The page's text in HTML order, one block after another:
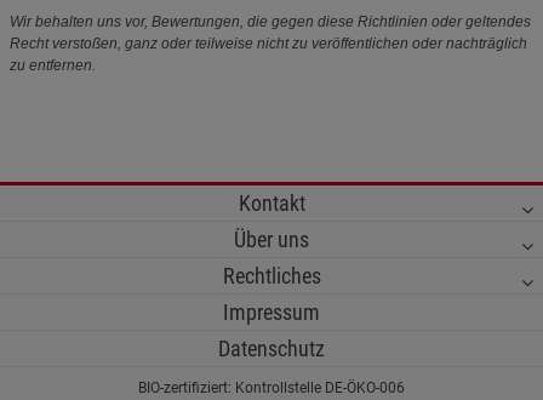
Wir behalten uns vor, Bewertungen, die gegen diese Richtlinien oder geltendes
Recht verstoßen, ganz oder teilweise nicht zu veröffentlichen oder nachträglich
zu entfernen.
Kontakt
Über uns
Rechtliches
Impressum
Datenschutz
BIO-zertifiziert: Kontrollstelle DE-ÖKO-006